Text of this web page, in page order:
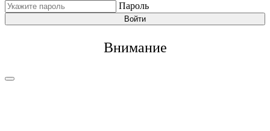
Пароль
Войти
Внимание